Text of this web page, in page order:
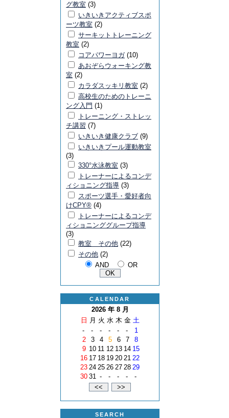
グ教室 (3)
いきいきアクティブスポ
ーツ教室 (2)
サーキットトレーニング
教室 (2)
コアパワーヨガ(10)
あおぞらウォーキング教
室 (2)
カラダスッキリ教室 (2)
高校生のためのトレーニ
ング入門 (1)
トレーニング・ストレッ
チ講習 (7)
いきいき健康クラブ (9)
いきいきプール運動教室
(3)
330°水泳教室 (3)
トレーナーによるコンデ
ィショニング指導 (3)
スポーツ選手・愛好者向
けCPY® (4)
トレーナーによるコンデ
ィショニンググループ指導
(3)
教室 その他 (22)
その他 (2)
AND
OR
CALENDAR
2026 年 8 月
日 月 火 水 木 金 土
-
- - - - -
1
2
3 4 5 6 7
8
9 10 11 12 13 14 15
16 17 18 19 20 21 22
23 24 25 26 27 28 29
30 31 - - - - -
SEARCH